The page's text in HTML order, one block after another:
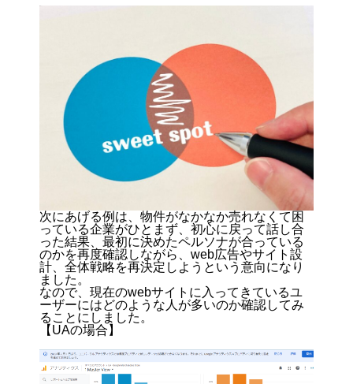
次にあげる例は、物件がなかなか売れなくて困
っている企業がひとまず、初心に戻って話し合
った結果、最初に決めたペルソナが合っている
のかを再度確認しながら、web広告やサイト設
計、全体戦略を再決定しようという意向になり
ました。
なので、現在のwebサイトに入ってきているユ
ーザーにはどのような人が多いのか確認してみ
ることにしました。
【UAの場合】